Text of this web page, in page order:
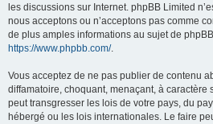
les discussions sur Internet. phpBB Limited
nous acceptons ou n’acceptons pas comme
de plus amples informations au sujet de
https://www.phpbb.com/.
Vous acceptez de ne pas publier de contenu
diffamatoire, choquant, menaçant, à caractère
peut transgresser les lois de votre pays, du
hébergé ou les lois internationales. Le faire